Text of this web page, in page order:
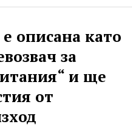
описана като
за
и ще
от